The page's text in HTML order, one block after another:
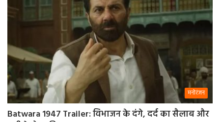
मनोरंजन
Batwara 1947 Trailer: विभाजन के दंगे, दर्द का सैलाब और